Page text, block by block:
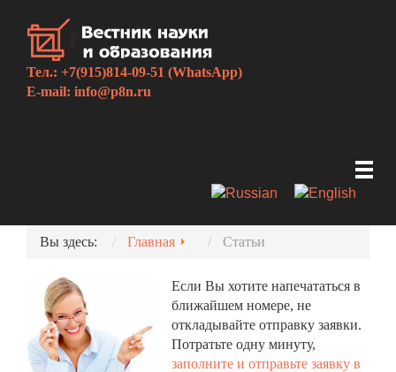
Тел.: +7(915)814-09-51 (WhatsApp)
E-mail: info@p8n.ru
Вы здесь: Главная Статьи
Если Вы хотите напечататься в
ближайшем номере, не
откладывайте отправку заявки.
Потратьте одну минуту,
заполните и отправьте заявку в